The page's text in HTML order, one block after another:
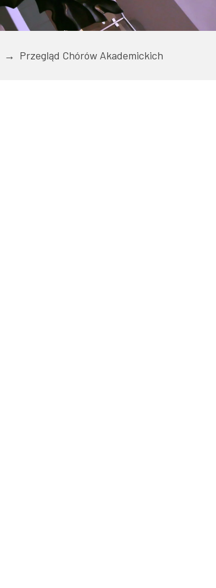
→ Przegląd Chórów Akademickich